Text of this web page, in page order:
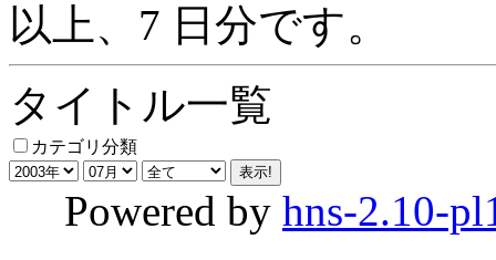
以上、7 日分です。
タイトル一覧
カテゴリ分類
Powered by hns-2.10-